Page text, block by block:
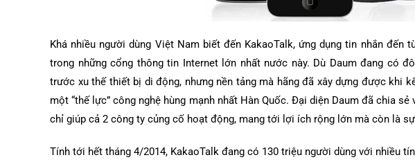
Khá nhiều người dùng Việt Nam biết đến KakaoTalk, ứng dụng tin nhắn đến
trong những cổng thông tin Internet lớn nhất nước này. Dù Daum đang có
trước xu thế thiết bị di động, nhưng nền tảng mà hãng đã xây dựng được khi
một “thế lực” công nghệ hùng mạnh nhất Hàn Quốc. Đại diện Daum đã chia
chỉ giúp cả 2 công ty củng cố hoạt động, mang tới lợi ích rộng lớn mà còn là
Tính tới hết tháng 4/2014, KakaoTalk đang có 130 triệu người dùng với nhiều